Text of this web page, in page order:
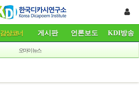
감상코너 게시판 언론보도 KDI방송
오마이뉴스